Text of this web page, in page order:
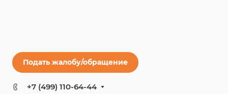
Подать жалобу/обращение
+7 (499) 110-64-44